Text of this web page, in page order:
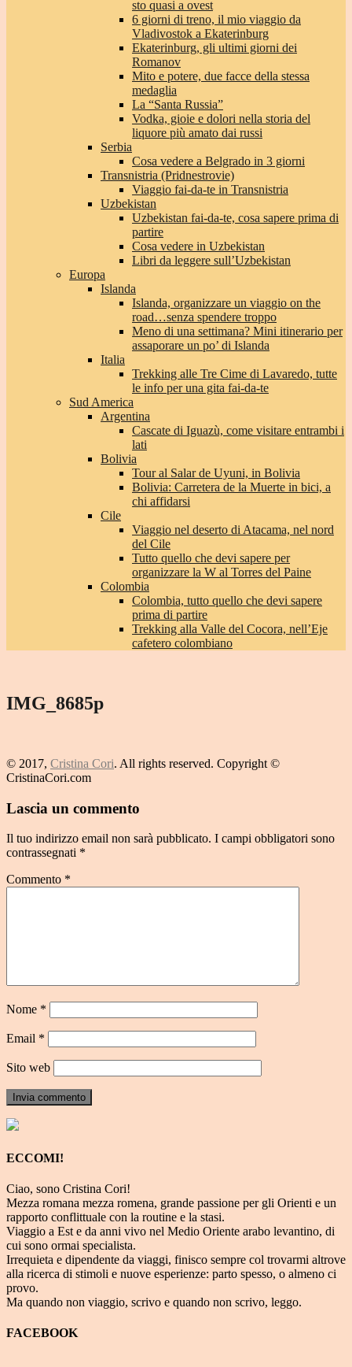
sto quasi a ovest
6 giorni di treno, il mio viaggio da
Vladivostok a Ekaterinburg
Ekaterinburg, gli ultimi giorni dei
Romanov
Mito e potere, due facce della stessa
medaglia
La “Santa Russia”
Vodka, gioie e dolori nella storia del
liquore più amato dai russi
Serbia
Cosa vedere a Belgrado in 3 giorni
Transnistria (Pridnestrovie)
Viaggio fai-da-te in Transnistria
Uzbekistan
Uzbekistan fai-da-te, cosa sapere prima di
partire
Cosa vedere in Uzbekistan
Libri da leggere sull’Uzbekistan
Europa
Islanda
Islanda, organizzare un viaggio on the
road…senza spendere troppo
Meno di una settimana? Mini itinerario per
assaporare un po’ di Islanda
Italia
Trekking alle Tre Cime di Lavaredo, tutte
le info per una gita fai-da-te
Sud America
Argentina
Cascate di Iguazù, come visitare entrambi i
lati
Bolivia
Tour al Salar de Uyuni, in Bolivia
Bolivia: Carretera de la Muerte in bici, a
chi affidarsi
Cile
Viaggio nel deserto di Atacama, nel nord
del Cile
Tutto quello che devi sapere per
organizzare la W al Torres del Paine
Colombia
Colombia, tutto quello che devi sapere
prima di partire
Trekking alla Valle del Cocora, nell’Eje
cafetero colombiano
IMG_8685p
© 2017, Cristina Cori. All rights reserved. Copyright ©
CristinaCori.com
Lascia un commento
Il tuo indirizzo email non sarà pubblicato. I campi obbligatori sono
contrassegnati *
Commento *
Nome *
Email *
Sito web
ECCOMI!
Ciao, sono Cristina Cori!
Mezza romana mezza romena, grande passione per gli Orienti e un
rapporto conflittuale con la routine e la stasi.
Viaggio a Est e da anni vivo nel Medio Oriente arabo levantino, di
cui sono ormai specialista.
Irrequieta e dipendente da viaggi, finisco sempre col trovarmi altrove
alla ricerca di stimoli e nuove esperienze: parto spesso, o almeno ci
provo.
Ma quando non viaggio, scrivo e quando non scrivo, leggo.
FACEBOOK